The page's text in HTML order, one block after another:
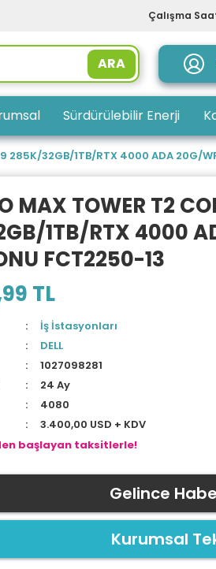
Çalışma
ARA
Sürdürülebilir Enerji
9 285K/32GB/1TB/RTX 4000 ADA 20G/
MAX TOWER T2
1TB/RTX 4000
FCT2250-13
TL
İş İstasyonları
DELL
1027098281
24 Ay
4080
3.400,00 USD + KDV
başlayan taksitlerle!
Gelince
Kurumsal